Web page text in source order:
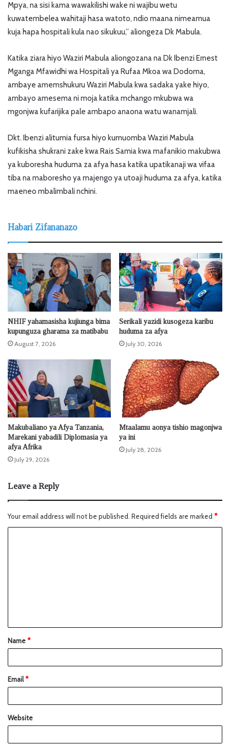
Mpya, na sisi kama wawakilishi wake ni wajibu wetu
kuwatembelea wahitaji hasa watoto, ndio maana nimeamua
kuja hapa hospitali kula nao sikukuu,” aliongeza Dk Mabula.
Katika ziara hiyo Waziri Mabula aliongozana na Dk Ibenzi Ernest
Mganga Mfawidhi wa Hospitali ya Rufaa Mkoa wa Dodoma,
ambaye amemshukuru Waziri Mabula kwa sadaka yake hiyo,
ambayo amesema ni moja katika mchango mkubwa wa
mgonjwa kufarijika pale ambapo anaona watu wanamjali.
Dkt. Ibenzi alitumia fursa hiyo kumuomba Waziri Mabula
kufikisha shukrani zake kwa Rais Samia kwa mafanikio makubwa
ya kuboresha huduma za afya hasa katika upatikanaji wa vifaa
tiba na maboresho ya majengo ya utoaji huduma za afya, katika
maeneo mbalimbali nchini.
Habari Zifananazo
NHIF yahamasisha kujiunga bima
kupunguza gharama za matibabu
August 7, 2026
Serikali yazidi kusogeza karibu
huduma za afya
July 30, 2026
Makubaliano ya Afya Tanzania,
Marekani yabadili Diplomasia ya
afya Afrika
July 29, 2026
Mtaalamu aonya tishio magonjwa
ya ini
July 28, 2026
Leave a Reply
Your email address will not be published. Required fields are marked *
Name*
Email*
Website